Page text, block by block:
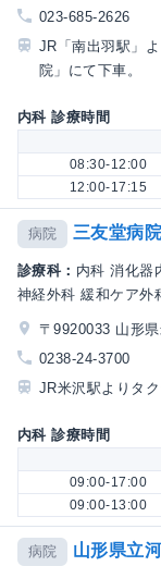
023-685-2626
JR「南出羽駅」
院」にて下車。
内科 診療時間
08:30-12:00
12:00-17:15
病院 三友堂病
診療科： 内科 消化器
神経外科 緩和ケア外
〒9920033 山形
0238-24-3700
JR米沢駅よりタ
内科 診療時間
09:00-17:00
09:00-13:00
病院 山形県立